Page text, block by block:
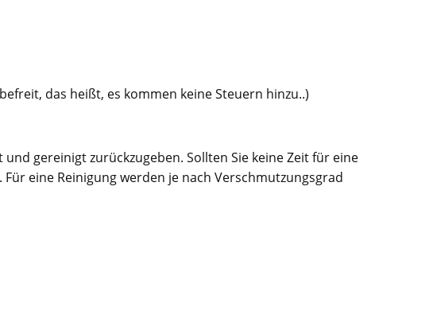
das heißt, es kommen keine Steuern hinzu..)
gereinigt zurückzugeben. Sollten Sie keine Zeit für eine
eine Reinigung werden je nach Verschmutzungsgrad